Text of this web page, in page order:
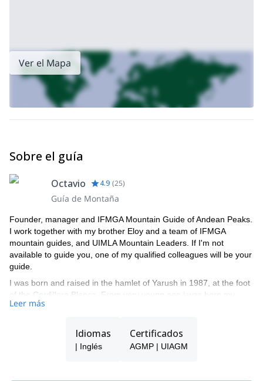
Ver el Mapa
Sobre el guía
Octavio 4.9 (25)
Guía de Montaña
Founder, manager and IFMGA Mountain Guide of Andean Peaks.
I work together with my brother Eloy and a team of IFMGA
mountain guides, and UIMLA Mountain Leaders. If I'm not
available to guide you, one of my qualified colleagues will be your
guide.
I was born and raised in the hamlet of Yarush in 1987, at the foot
of the Cordillera Blanca. From very young age i was born my
passion for the mountains. In 2003 I started as enthusiast to
title as ''official guide of high mountain''. I enjoy doing sports
climbing and opening new routes in the cordillera Blanca, and in
other countries. My wide experience has taken me to climb most
Leer más
Idiomas
| Inglés
Certificados
AGMP | UIAGM